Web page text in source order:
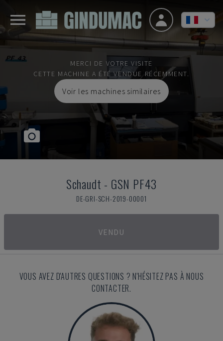
MERCI DE VOTRE VISITE
CETTE MACHINE A ÉTÉ VENDUE RÉCEMMENT.
Voir les machines similaires
Schaudt - GSN PF43
DE-GRI-SCH-2019-00001
VENDU
VOUS AVEZ D'AUTRES QUESTIONS ? N'HÉSITEZ PAS À NOUS
CONTACTER.